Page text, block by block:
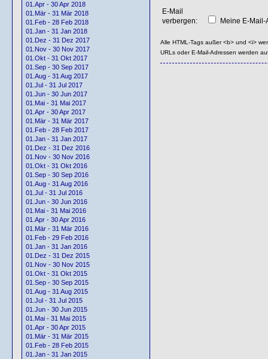
01.Apr - 30 Apr 2018
01.Mär - 31 Mär 2018
01.Feb - 28 Feb 2018
01.Jan - 31 Jan 2018
01.Dez - 31 Dez 2017
01.Nov - 30 Nov 2017
01.Okt - 31 Okt 2017
01.Sep - 30 Sep 2017
01.Aug - 31 Aug 2017
01.Jul - 31 Jul 2017
01.Jun - 30 Jun 2017
01.Mai - 31 Mai 2017
01.Apr - 30 Apr 2017
01.Mär - 31 Mär 2017
01.Feb - 28 Feb 2017
01.Jan - 31 Jan 2017
01.Dez - 31 Dez 2016
01.Nov - 30 Nov 2016
01.Okt - 31 Okt 2016
01.Sep - 30 Sep 2016
01.Aug - 31 Aug 2016
01.Jul - 31 Jul 2016
01.Jun - 30 Jun 2016
01.Mai - 31 Mai 2016
01.Apr - 30 Apr 2016
01.Mär - 31 Mär 2016
01.Feb - 29 Feb 2016
01.Jan - 31 Jan 2016
01.Dez - 31 Dez 2015
01.Nov - 30 Nov 2015
01.Okt - 31 Okt 2015
01.Sep - 30 Sep 2015
01.Aug - 31 Aug 2015
01.Jul - 31 Jul 2015
01.Jun - 30 Jun 2015
01.Mai - 31 Mai 2015
01.Apr - 30 Apr 2015
01.Mär - 31 Mär 2015
01.Feb - 28 Feb 2015
01.Jan - 31 Jan 2015
E-Mail
verbergen:
Meine E-
Alle HTML-Tags außer <b> und <i>
URLs oder E-Mail-Adressen werden